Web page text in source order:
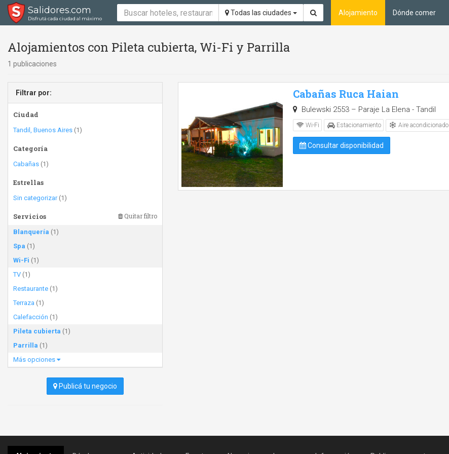
Salidores.com
Disfrutá cada ciudad al máximo
Todas las ciudades Alojamiento Dónde comer
Alojamientos con Pileta cubierta, Wi-Fi y Parrilla
1 publicaciones
Filtrar por:
Ciudad
Tandil, Buenos Aires (1)
Categoría
Cabañas (1)
Estrellas
Sin categorizar(1)
Servicios Quitar filtro
Blanquería (1)
Spa (1)
Wi-Fi (1)
TV (1)
Restaurante (1)
Terraza (1)
Calefacción (1)
Pileta cubierta (1)
Parrilla (1)
Más opciones
Publicá tu negocio
Cabañas Ruca Haian
Bulewski 2553 – Paraje La Elena - Tandil
Wi-Fi Estacionamiento Aire acondicionado
Consultar disponibilidad